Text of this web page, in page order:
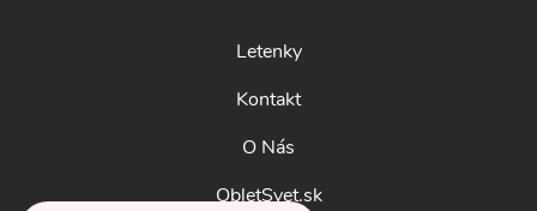
Letenky
Kontakt
O Nás
ObletSvet.sk